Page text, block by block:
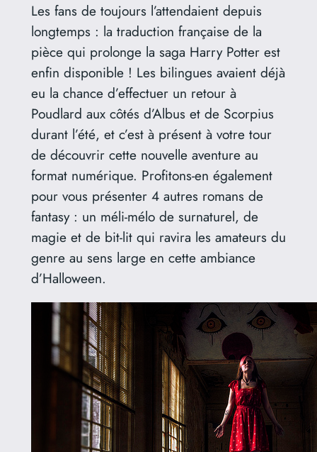
Les fans de toujours l’attendaient depuis
longtemps : la traduction française de la
pièce qui prolonge la saga Harry Potter est
enfin disponible ! Les bilingues avaient déjà
eu la chance d’effectuer un retour à
Poudlard aux côtés d’Albus et de Scorpius
durant l’été, et c’est à présent à votre tour
de découvrir cette nouvelle aventure au
format numérique. Profitons-en également
pour vous présenter 4 autres romans de
fantasy : un méli-mélo de surnaturel, de
magie et de bit-lit qui ravira les amateurs du
genre au sens large en cette ambiance
d’Halloween.